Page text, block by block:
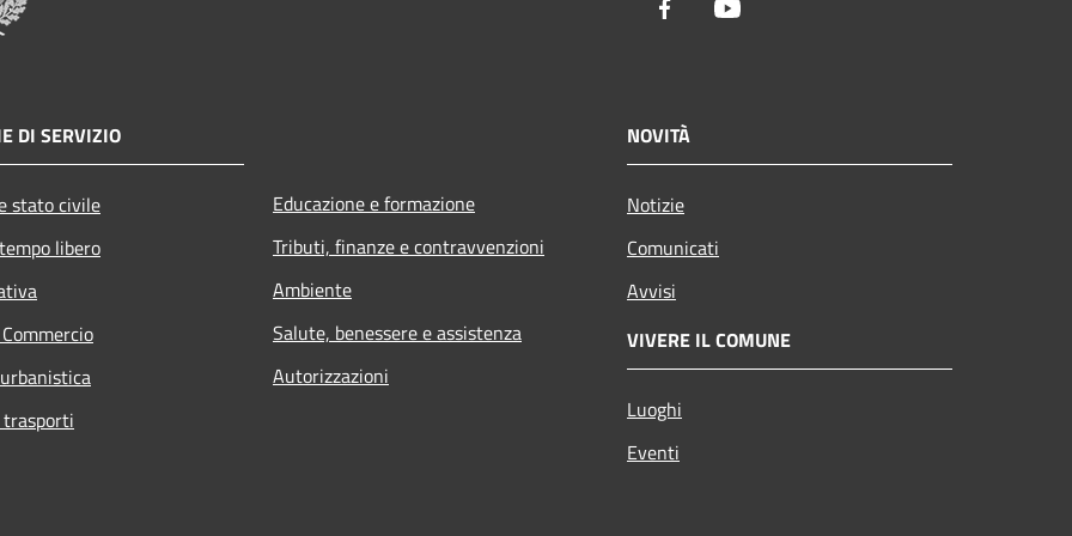
Facebook
DI SERVIZIO
stato civile
libero
Educazione e formazione
Tributi, finanze e contravvenzioni
Ambiente
Salute, benessere e assistenza
Autorizzazioni
NOVITÀ
Notizie
Comunicati
Avvisi
VIVERE IL COMUNE
Luoghi
Eventi